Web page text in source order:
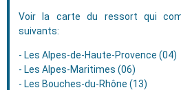
Voir la carte du ressort qui
suivants:
- Les Alpes-de-Haute-Provence (04)
- Les Alpes-Maritimes (06)
- Les Bouches-du-Rhône (13)